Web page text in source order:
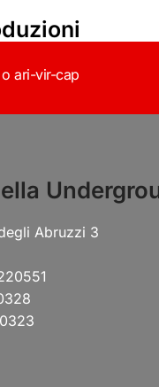
o ari-vir-cap
Abruzzi 3